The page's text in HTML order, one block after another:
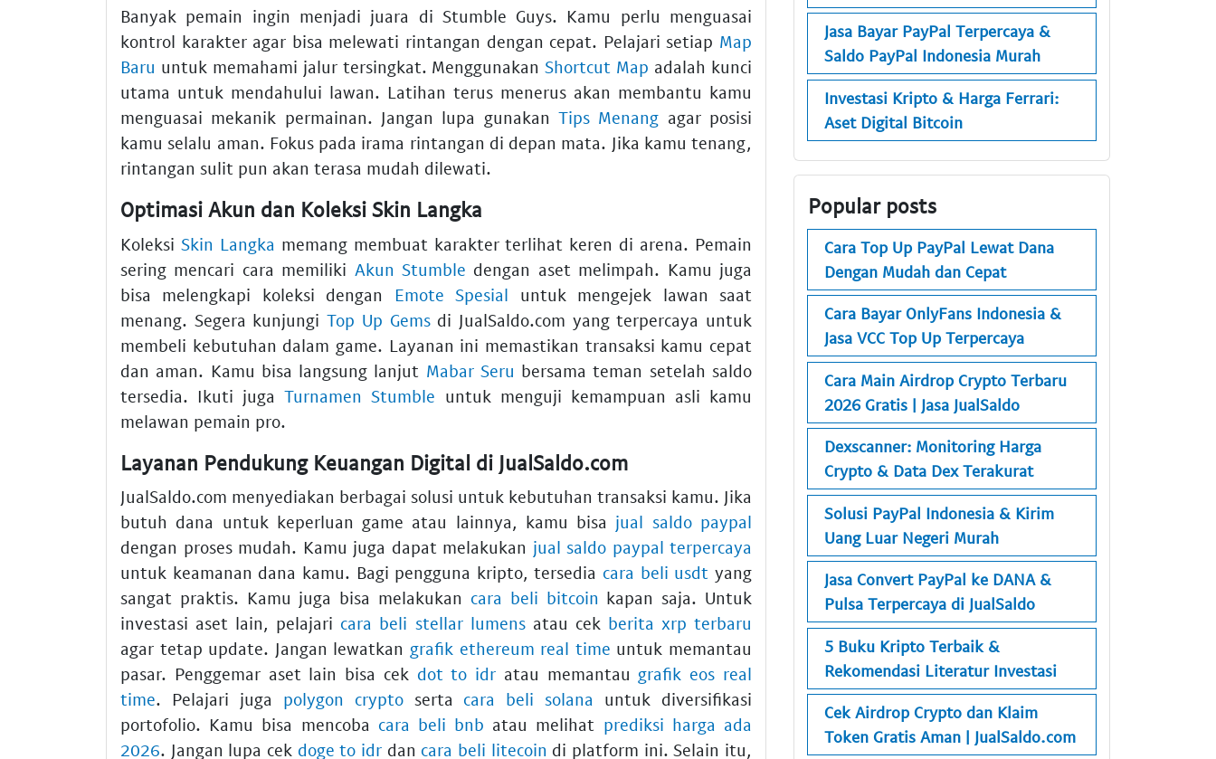
Banyak pemain ingin menjadi juara di Stumble Guys. Kamu perlu menguasai
kontrol karakter agar bisa melewati rintangan dengan cepat. Pelajari setiap Map
Baru untuk memahami jalur tersingkat. MenggunakanShortcut Map adalah kunci
utama untuk mendahului lawan. Latihan terus menerus akan membantu kamu
menguasai mekanik permainan. Jangan lupa gunakan Tips Menang agar posisi
kamu selalu aman. Fokus pada irama rintangan di depan mata. Jika kamu tenang,
rintangan sulit pun akan terasa mudah dilewati.
Optimasi Akun dan Koleksi Skin Langka
Koleksi Skin Langka memang membuat karakter terlihat keren di arena. Pemain
sering mencari cara memiliki Akun Stumble dengan aset melimpah. Kamu juga
bisa melengkapi koleksi dengan Emote Spesial untuk mengejek lawan saat
menang. Segera kunjungiTop Up Gemsdi JualSaldo.com yang terpercaya untuk
membeli kebutuhan dalam game. Layanan ini memastikan transaksi kamu cepat
dan aman. Kamu bisa langsung lanjut Mabar Seru bersama teman setelah saldo
tersedia. Ikuti jugaTurnamen Stumble untuk menguji kemampuan asli kamu
melawan pemain pro.
Layanan Pendukung Keuangan Digital di JualSaldo.com
JualSaldo.com menyediakan berbagai solusi untuk kebutuhan transaksi kamu. Jika
butuh dana untuk keperluan game atau lainnya, kamu bisa jual saldo paypal
dengan proses mudah. Kamu juga dapat melakukan jual saldo paypal terpercaya
untuk keamanan dana kamu. Bagi pengguna kripto, tersedia cara beli usdt yang
sangat praktis. Kamu juga bisa melakukan cara beli bitcoin kapan saja. Untuk
investasi aset lain, pelajari cara beli stellar lumensatau cek berita xrp terbaru
agar tetap update. Jangan lewatkan grafik ethereum real time untuk memantau
pasar. Penggemar aset lain bisa cek dot to idr atau memantau grafik eos real
time. Pelajari juga polygon cryptoserta cara beli solana untuk diversifikasi
portofolio. Kamu bisa mencoba cara beli bnb atau melihat prediksi harga ada
2026. Jangan lupa cek doge to idr dan cara beli litecoin di platform ini. Selain itu,
Jasa Bayar PayPal Terpercaya &
Saldo PayPal Indonesia Murah
Investasi Kripto & Harga Ferrari:
Aset Digital Bitcoin
Popular posts
Cara Top Up PayPal Lewat Dana
Dengan Mudah dan Cepat
Cara Bayar OnlyFans Indonesia &
Jasa VCC Top Up Terpercaya
Cara Main Airdrop Crypto Terbaru
2026 Gratis | Jasa JualSaldo
Dexscanner: Monitoring Harga
Crypto & Data Dex Terakurat
Solusi PayPal Indonesia & Kirim
Uang Luar Negeri Murah
Jasa Convert PayPal ke DANA &
Pulsa Terpercaya di JualSaldo
5 Buku Kripto Terbaik &
Rekomendasi Literatur Investasi
Cek Airdrop Crypto dan Klaim
Token Gratis Aman | JualSaldo.com